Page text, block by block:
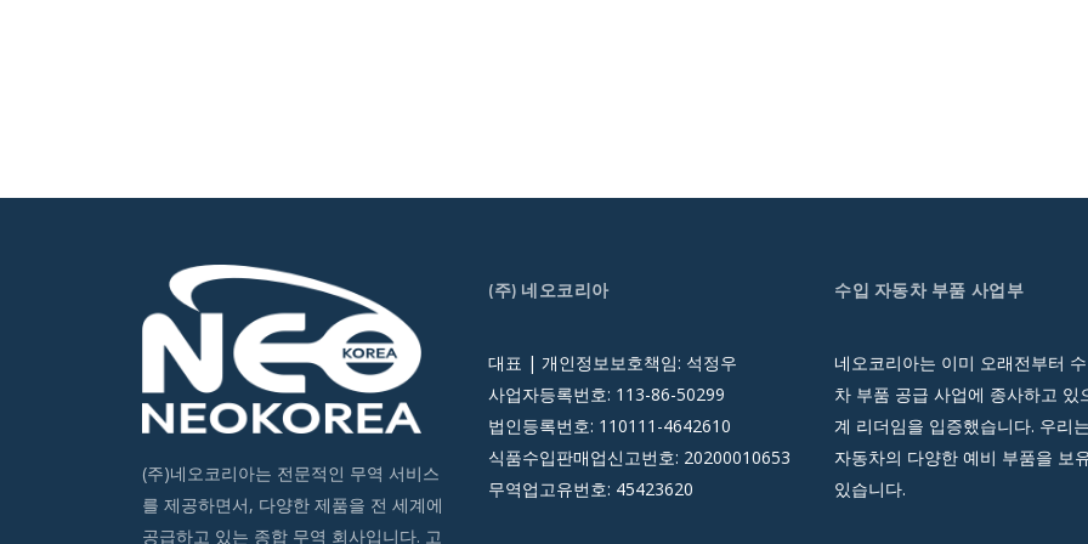
(주)네오코리아는 전문적인 무역 서비스
를 제공하면서, 다양한 제품을 전 세계에
공급하고 있는 종합 무역 회사입니다. 고
(주) 네오코리아
대표 | 개인정보보호책임: 석정우
사업자등록번호: 113-86-50299
법인등록번호: 110111-4642610
식품수입판매업신고번호: 20200010653
무역업고유번호: 45423620
수입 자동차 부품 사업부
네오코리아는 이미 오래전부터
차 부품 공급 사업에 종사하고 있
계 리더임을 입증했습니다. 우리
자동차의 다양한 예비 부품을 보
있습니다.